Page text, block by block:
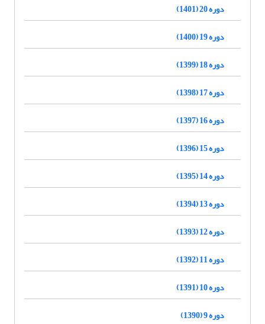
دوره 20 (1401)
دوره 19 (1400)
دوره 18 (1399)
دوره 17 (1398)
دوره 16 (1397)
دوره 15 (1396)
دوره 14 (1395)
دوره 13 (1394)
دوره 12 (1393)
دوره 11 (1392)
دوره 10 (1391)
دوره 9 (1390)